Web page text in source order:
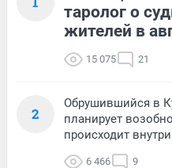
таролог о
жителей в
15 075 21
2
Обрушившийся в
планирует
происходит внутри
6 466 9